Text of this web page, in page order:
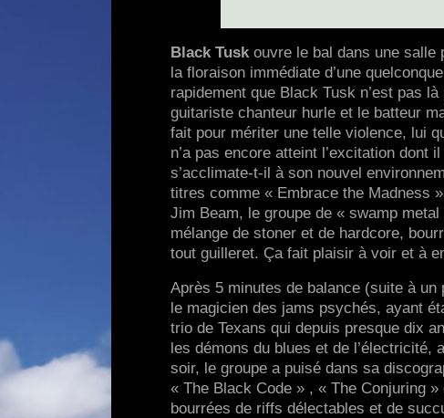
Black Tusk ouvre le bal dans une salle
la floraison immédiate d’une
rapidement que Black Tusk n’est pas
guitariste chanteur hurle et le batteur
fait pour mériter une telle violence, lui
n’a pas encore atteint l’excitation
s’acclimate-t-il à son nouvel
titres comme « Embrace the Madness
Jim Beam, le groupe de « swamp
mélange de stoner et de hardcore,
tout guilleret. Ça fait plaisir à voir et à
Après 5 minutes de balance (suite à
le magicien des jams psychés, ayant
trio de Texans qui depuis presque dix
les démons du blues et de l’électricité,
soir, le groupe a puisé dans sa
« The Black Code » , « The Conjuring
bourrées de riffs délectables et de